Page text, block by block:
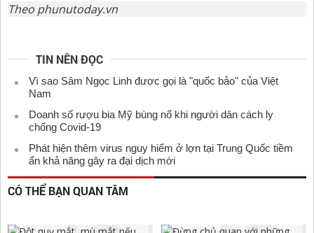
Theo phunutoday.vn
TIN NÊN ĐỌC
Vì sao Sâm Ngọc Linh được gọi là "quốc bảo" của Việt
Nam
Doanh số rượu bia Mỹ bùng nổ khi người dân cách ly
chống Covid-19
Phát hiện thêm virus nguy hiểm ở lợn tại Trung Quốc tiềm
ẩn khả năng gây ra đại dịch mới
CÓ THỂ BẠN QUAN TÂM